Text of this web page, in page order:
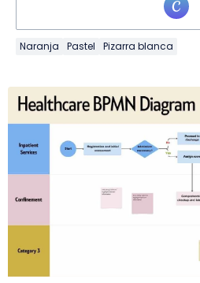
Naranja Pastel Pizarra blanca